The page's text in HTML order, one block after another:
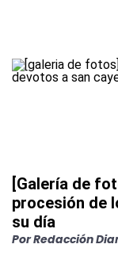
[Galería de
procesión de
su día
PorRedacción